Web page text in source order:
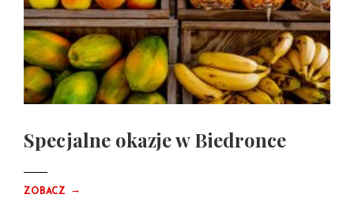
Specjalne okazje w Biedronce
ZOBACZ →